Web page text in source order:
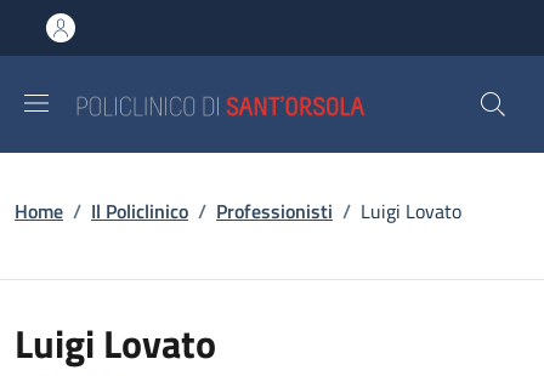
al contenuto principale
to footer content
Briciole di pane
Home / Il Policlinico / Professionisti / Luigi Lovato
Luigi Lovato